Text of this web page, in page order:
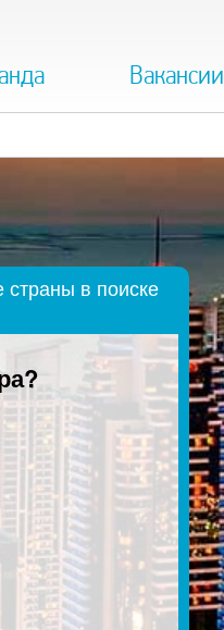
Вакансии
страны в поиске